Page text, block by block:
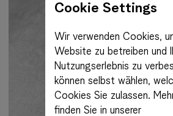
Cookie Settings
Wir verwenden Cookies,
Website zu betreiben und
Nutzungserlebnis zu
können selbst wählen,
Cookies Sie zulassen.
finden Sie in unserer